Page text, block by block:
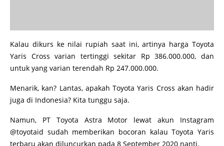
Kalau dikurs ke nilai rupiah saat ini, artinya harga Toyota
Yaris Cross varian tertinggi sekitar Rp 386.000.000, dan
untuk yang varian terendah Rp 247.000.000.
Menarik, kan? Lantas, apakah Toyota Yaris Cross akan hadir
juga di Indonesia? Kita tunggu saja.
Namun, PT Toyota Astra Motor lewat akun Instagram
@toyotaid sudah memberikan bocoran kalau Toyota Yaris
terbaru akan diluncurkan pada 8 September 2020 nanti.